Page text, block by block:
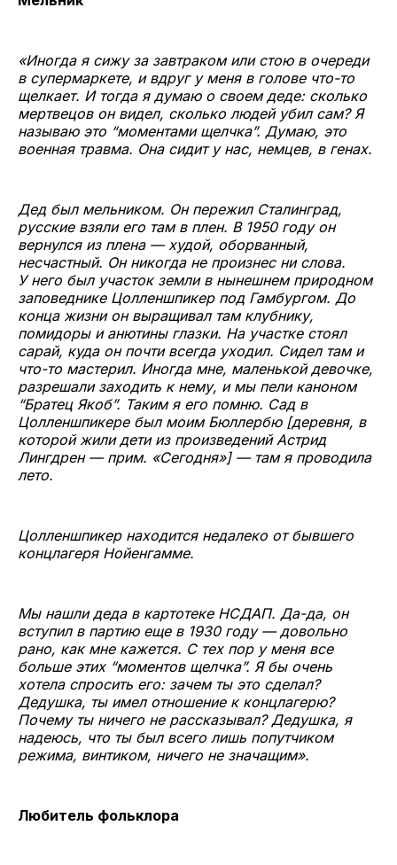
«Иногда я сижу за завтраком или стою в очереди
в супермаркете, и вдруг у меня в голове что-то
щелкает. И тогда я думаю о своем деде: сколько
мертвецов он видел, сколько людей убил сам? Я
называю это “моментами щелчка”. Думаю, это
военная травма. Она сидит у нас, немцев, в генах.
Дед был мельником. Он пережил Сталинград,
русские взяли его там в плен. В 1950 году он
вернулся из плена — худой, оборванный,
несчастный. Он никогда не произнес ни слова.
У него был участок земли в нынешнем природном
заповеднике Цолленшпикер под Гамбургом. До
конца жизни он выращивал там клубнику,
помидоры и анютины глазки. На участке стоял
сарай, куда он почти всегда уходил. Сидел там и
что-то мастерил. Иногда мне, маленькой девочке,
разрешали заходить к нему, и мы пели каноном
“Братец Якоб”. Таким я его помню. Сад в
Цолленшпикере был моим Бюллербю [деревня, в
которой жили дети из произведений Астрид
Лингдрен — прим. «Сегодня»] — там я проводила
лето.
Цолленшпикер находится недалеко от бывшего
концлагеря Нойенгамме.
Мы нашли деда в картотеке НСДАП. Да-да, он
вступил в партию еще в 1930 году — довольно
рано, как мне кажется. С тех пор у меня все
больше этих “моментов щелчка”. Я бы очень
хотела спросить его: зачем ты это сделал?
Дедушка, ты имел отношение к концлагерю?
Почему ты ничего не рассказывал? Дедушка, я
надеюсь, что ты был всего лишь попутчиком
режима, винтиком, ничего не значащим».
Любитель фольклора